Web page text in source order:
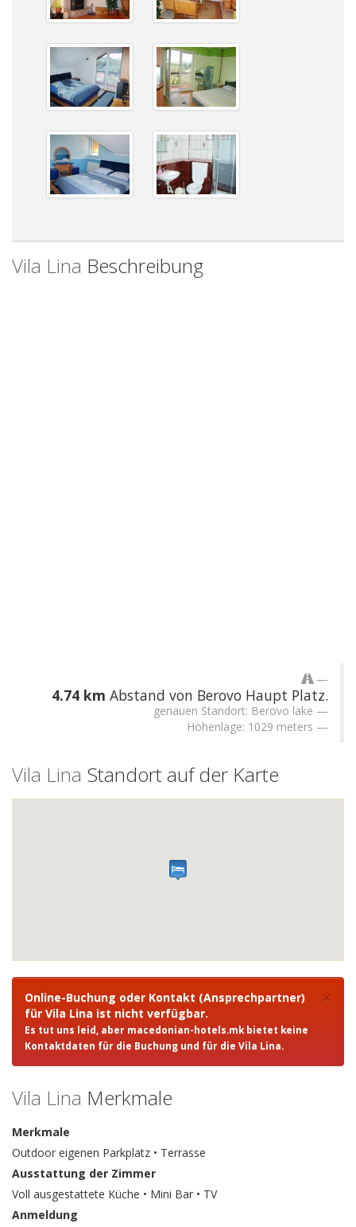
Vila Lina Beschreibung
4.74 km Abstand von Berovo Haupt Platz.
genauen Standort: Berovo lake
Höhenlage: 1029 meters
Vila Lina Standort auf der Karte
×
Online-Buchung oder Kontakt (Ansprechpartner)
für Vila Lina ist nicht verfügbar.
Es tut uns leid, aber macedonian-hotels.mk bietet keine
Kontaktdaten für die Buchung und für die Vila Lina.
Vila Lina Merkmale
Merkmale
Outdoor eigenen Parkplatz • Terrasse
Ausstattung der Zimmer
Voll ausgestattete Küche • Mini Bar • TV
Anmeldung